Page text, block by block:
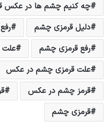
چه کنیم چشم ها در عکس
دلیل قرمزی چشم
رفع
رفع قرمزی چشم
علت قرمزی چشم در عکس
قرمز چشم در عکس
قرمزی چشم